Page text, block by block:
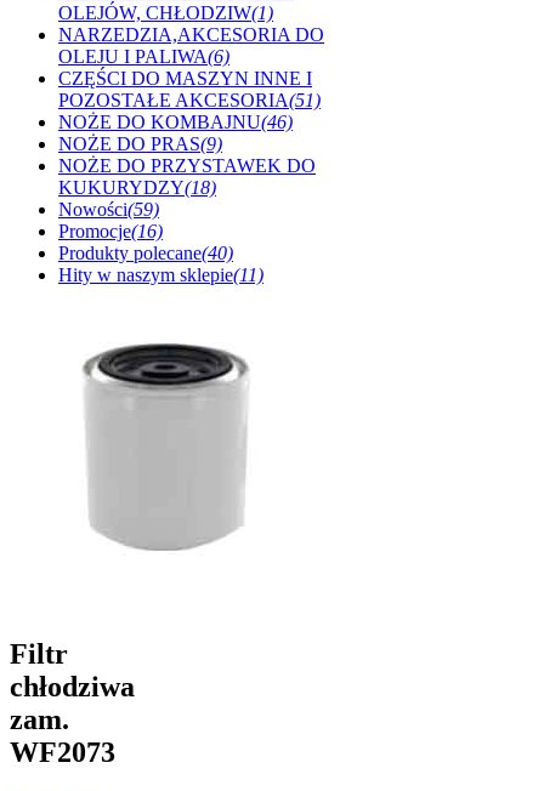
OLEJÓW, CHŁODZIW(1)
NARZEDZIA,AKCESORIA DO
OLEJU I PALIWA(6)
CZĘŚCI DO MASZYN INNE I
POZOSTAŁE AKCESORIA(51)
NOŻE DO KOMBAJNU(46)
NOŻE DO PRAS(9)
NOŻE DO PRZYSTAWEK DO
KUKURYDZY(18)
Nowości(59)
Promocje(16)
Produkty polecane(40)
Hity w naszym sklepie(11)
Filtr
chłodziwa
zam.
WF2073